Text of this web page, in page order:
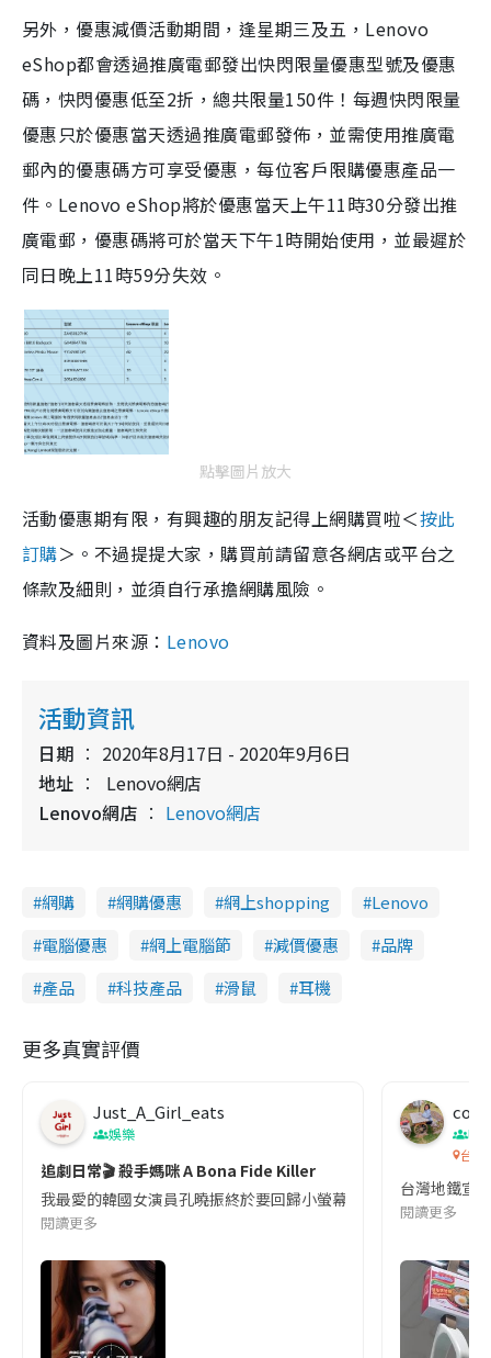
另外，優惠減價活動期間，逢星期三及五，Lenovo
eShop都會透過推廣電郵發出快閃限量優惠型號及優惠
碼，快閃優惠低至2折，總共限量150件！每週快閃限量
優惠只於優惠當天透過推廣電郵發佈，並需使用推廣電
郵內的優惠碼方可享受優惠，每位客戶限購優惠產品一
件。Lenovo eShop將於優惠當天上午11時30分發出推
廣電郵，優惠碼將可於當天下午1時開始使用，並最遲於
同日晚上11時59分失效。
點擊圖片放大
活動優惠期有限，有興趣的朋友記得上網購買啦＜按此
訂購＞。不過提提大家，購買前請留意各網店或平台之
條款及細則，並須自行承擔網購風險。
資料及圖片來源： Lenovo
活動資訊
日期
2020年8月17日 - 2020年9月6日
地址
Lenovo網店
Lenovo網店
Lenovo網店
網購 網購優惠 網上shopping
Lenovo
電腦優惠
網上電腦節 減價優惠
品牌
產品
科技產品 滑鼠 耳機
更多真實評價
Just_A_Girl_eats
娛樂
追劇日常🎬 殺手媽咪 A Bona Fide Killer
我最愛的韓國女演員孔曉振終於要回歸小螢幕啦!這次的劇本改編
閱讀更多
co
吹
台灣
台灣地鐵宣
閱讀更多